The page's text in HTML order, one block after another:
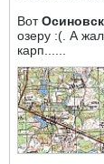
Вот
озеру :(. А
карп......